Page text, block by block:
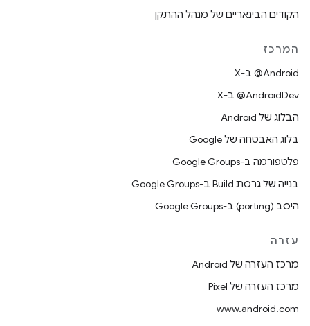
הקודים הבינאריים של מנהל ההתקן
המרכז
‫‎@Android ב-X
‫‎@AndroidDev ב-X
הבלוג של Android
בלוג האבטחה של Google
פלטפורמה ב-Google Groups
בנייה של גרסת Build ב-Google Groups
היסב (porting) ב-Google Groups
עזרה
מרכז העזרה של Android
מרכז העזרה של Pixel
www.android.com